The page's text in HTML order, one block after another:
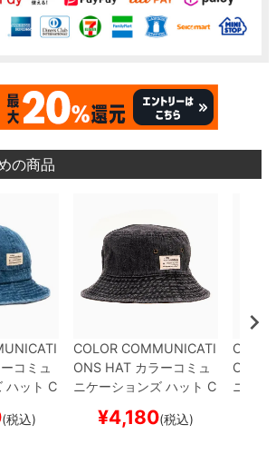
の商品
コミュ
ハット C
ス
(税込)
COLOR COMMUNICATI
ONS HAT カラーコミュ
ニケーションズ ハット C
ENIMBLACK DENIM
¥4,180(税込)
ONS
ニケー